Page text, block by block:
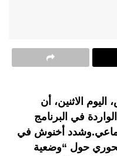
الاثنين، أن
في البرنامج
أخنوش في
حول “وضعية